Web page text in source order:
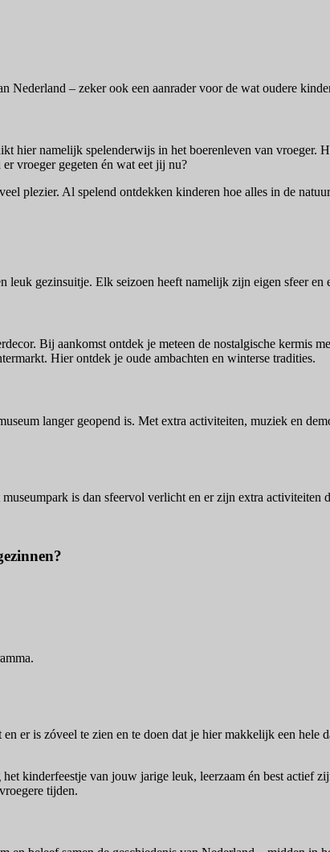
Nederland – zeker ook een aanrader voor de wat oudere
hier namelijk spelenderwijs in het boerenleven van vroeger.
vroeger gegeten én wat eet jij nu?
plezier. Al spelend ontdekken kinderen hoe alles in de
leuk gezinsuitje. Elk seizoen heeft namelijk zijn eigen sfeer
Bij aankomst ontdek je meteen de nostalgische kermis
Hier ontdek je oude ambachten en winterse tradities.
langer geopend is. Met extra activiteiten, muziek en
is dan sfeervol verlicht en er zijn extra
er is zóveel te zien en te doen dat je hier makkelijk een hele
kinderfeestje van jouw jarige leuk, leerzaam én best actief
tijden.